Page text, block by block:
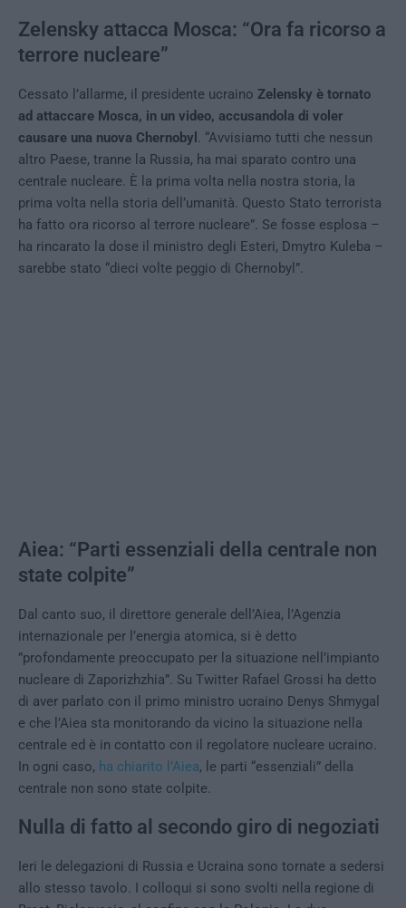
Zelensky attacca Mosca: “Ora fa ricorso a
terrore nucleare”
Cessato l’allarme, il presidente ucraino Zelensky è tornato
ad attaccare Mosca, in un video, accusandola di voler
causare una nuova Chernobyl . “Avvisiamo tutti che nessun
altro Paese, tranne la Russia, ha mai sparato contro una
centrale nucleare. È la prima volta nella nostra storia, la
prima volta nella storia dell’umanità. Questo Stato terrorista
ha fatto ora ricorso al terrore nucleare”. Se fosse esplosa –
ha rincarato la dose il ministro degli Esteri, Dmytro Kuleba –
sarebbe stato “dieci volte peggio di Chernobyl”.
Aiea: “Parti essenziali della centrale non
state colpite”
Dal canto suo, il direttore generale dell’Aiea, l’Agenzia
internazionale per l’energia atomica, si è detto
”profondamente preoccupato per la situazione nell’impianto
nucleare di Zaporizhzhia”. Su Twitter Rafael Grossi ha detto
di aver parlato con il primo ministro ucraino Denys Shmygal
e che l’Aiea sta monitorando da vicino la situazione nella
centrale ed è in contatto con il regolatore nucleare ucraino.
In ogni caso, ha chiarito l’Aiea, le parti “essenziali” della
centrale non sono state colpite.
Nulla di fatto al secondo giro di negoziati
Ieri le delegazioni di Russia e Ucraina sono tornate a sedersi
allo stesso tavolo. I colloqui si sono svolti nella regione di